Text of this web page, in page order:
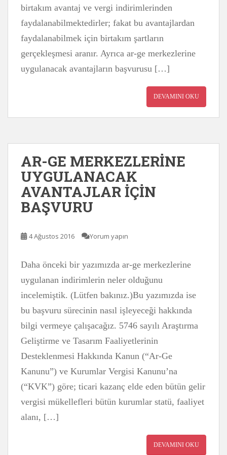
birtakım avantaj ve vergi indirimlerinden
faydalanabilmektedirler; fakat bu avantajlardan
faydalanabilmek için birtakım şartların
gerçekleşmesi aranır. Ayrıca ar-ge merkezlerine
uygulanacak avantajların başvurusu […]
DEVAMINI OKU
AR-GE MERKEZLERİNE
UYGULANACAK
AVANTAJLAR İÇİN
BAŞVURU
4 Ağustos 2016 Yorum yapın
Daha önceki bir yazımızda ar-ge merkezlerine
uygulanan indirimlerin neler olduğunu
incelemiştik. (Lütfen bakınız.)Bu yazımızda ise
bu başvuru sürecinin nasıl işleyeceği hakkında
bilgi vermeye çalışacağız. 5746 sayılı Araştırma
Geliştirme ve Tasarım Faaliyetlerinin
Desteklenmesi Hakkında Kanun (“Ar-Ge
Kanunu”) ve Kurumlar Vergisi Kanunu’na
(“KVK”) göre; ticari kazanç elde eden bütün gelir
vergisi mükellefleri bütün kurumlar statü, faaliyet
alanı, […]
DEVAMINI OKU